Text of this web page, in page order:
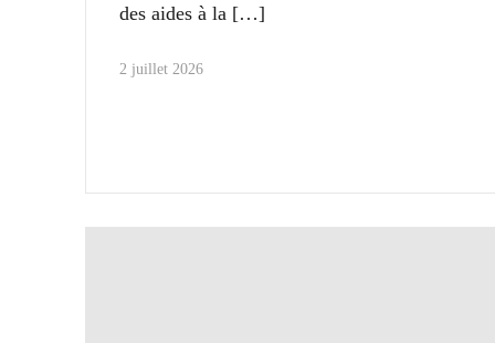
des aides à la
2 juillet 2026